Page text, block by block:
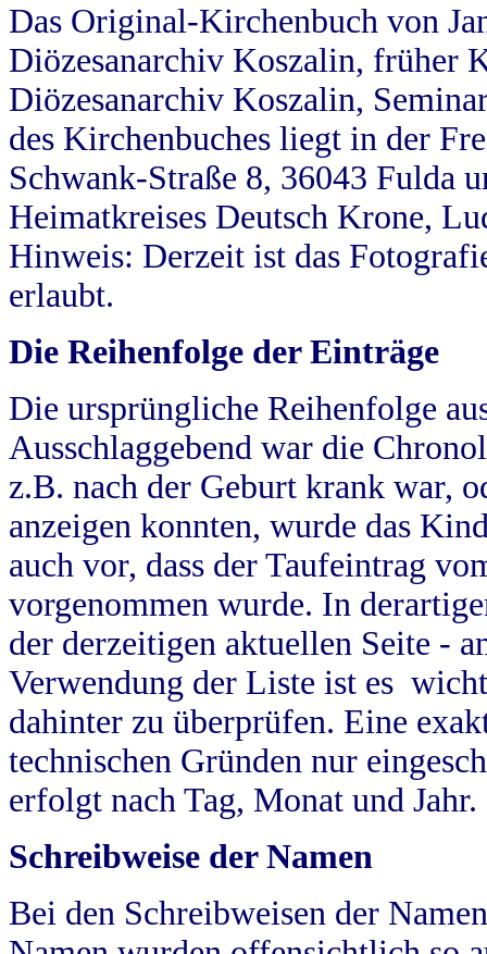
Das Original-Kirchenbuch von
Diözesanarchiv Koszalin, früher
Diözesanarchiv Koszalin,
des Kirchenbuches liegt in der
Schwank-Straße 8, 36043 Fulda
Heimatkreises Deutsch Krone,
Hinweis: Derzeit ist das
erlaubt.
Die Reihenfolge der Einträge
Die ursprüngliche Reihenfolge
Ausschlaggebend war die
z.B. nach der Geburt krank war,
anzeigen konnten, wurde das
auch vor, dass der Taufeintrag
vorgenommen wurde. In
der derzeitigen aktuellen Seite -
Verwendung der Liste ist es
dahinter zu überprüfen. Eine
technischen Gründen nur
erfolgt nach Tag, Monat und Jahr.
Schreibweise der Namen
Bei den Schreibweisen der